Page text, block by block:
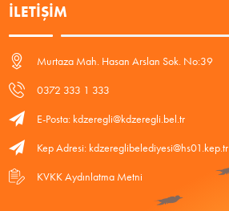
İLETIŞIM
Murtaza Mah. Hasan Arslan Sok. No:39
0372 333 1 333
E-Posta: kdzeregli@kdzeregli.bel.tr
Kep Adresi: kdzereglibelediyesi@hs01.kep.tr
KVKK Aydınlatma Metni